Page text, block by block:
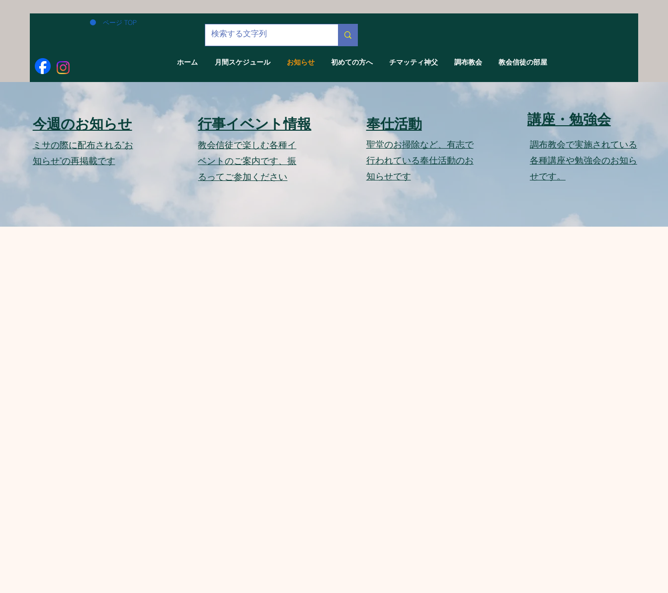
ページ TOP
ホーム 月間スケジュール お知らせ 初めての方へ チマッティ神父 調布教会 教会信徒の部屋
今週のお知らせ
​ミサの際に配布される”お
知らせ”の再掲載です
行事イベント情報
教会信徒で楽しむ各種イ
ベントのご案内です、振
るってご参加ください
奉仕活動
​聖堂のお掃除など、有志で
行われている奉仕活動のお
知らせです
講座・勉強会
​調布教会で実施されている
各種講座や勉強会のお知ら
せです。